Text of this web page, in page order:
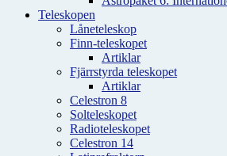
Teleskopen
Låneteleskop
Finn-teleskopet
Artiklar
Fjärrstyrda teleskopet
Artiklar
Celestron 8
Solteleskopet
Radioteleskopet
Celestron 14